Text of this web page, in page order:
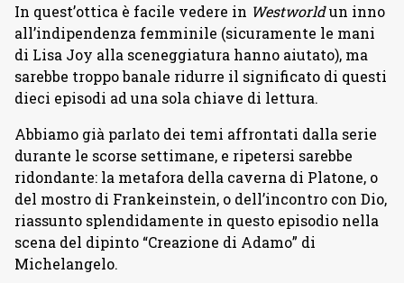
In quest’ottica è facile vedere in Westworldun inno
all’indipendenza femminile (sicuramente le mani
di Lisa Joy alla sceneggiatura hanno aiutato), ma
sarebbe troppo banale ridurre il significato di questi
dieci episodi ad una sola chiave di lettura.
Abbiamo già parlato dei temi affrontati dalla serie
durante le scorse settimane, e ripetersi sarebbe
ridondante: la metafora della caverna di Platone, o
del mostro di Frankeinstein, o dell’incontro con Dio,
riassunto splendidamente in questo episodio nella
scena del dipinto “Creazione di Adamo” di
Michelangelo.